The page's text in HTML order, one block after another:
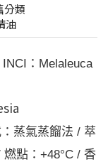
分類
油
：Melaleuca
蒸氣蒸餾法 / 萃
點：+48°C / 香